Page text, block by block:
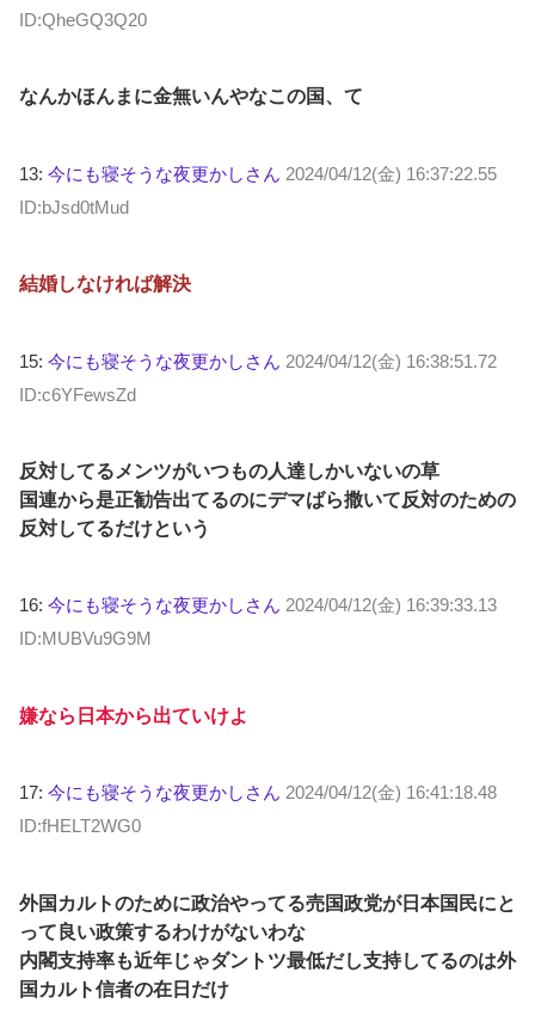
ID:QheGQ3Q20
なんかほんまに金無いんやなこの国、て
13: 今にも寝そうな夜更かしさん 2024/04/12(金) 16:37:22.55
ID:bJsd0tMud
結婚しなければ解決
15: 今にも寝そうな夜更かしさん 2024/04/12(金) 16:38:51.72
ID:c6YFewsZd
反対してるメンツがいつもの人達しかいないの草
国連から是正勧告出てるのにデマばら撒いて反対のための
反対してるだけという
16: 今にも寝そうな夜更かしさん 2024/04/12(金) 16:39:33.13
ID:MUBVu9G9M
嫌なら日本から出ていけよ
17: 今にも寝そうな夜更かしさん 2024/04/12(金) 16:41:18.48
ID:fHELT2WG0
外国カルトのために政治やってる売国政党が日本国民にと
って良い政策するわけがないわな
内閣支持率も近年じゃダントツ最低だし支持してるのは外
国カルト信者の在日だけ